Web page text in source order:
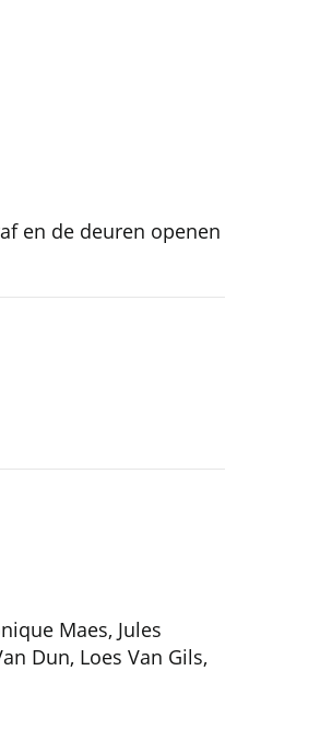
en de deuren openen
Maes, Jules
Dun, Loes Van Gils,